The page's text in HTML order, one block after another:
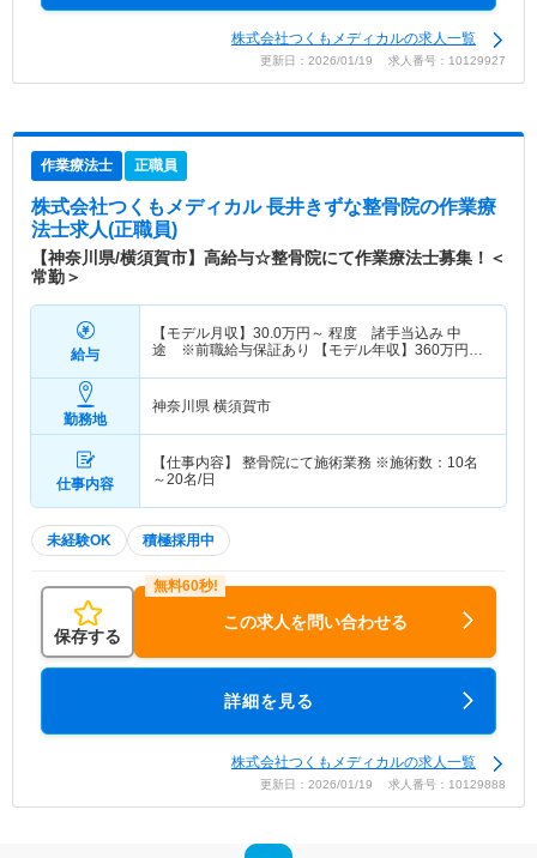
株式会社つくもメディカルの求人一覧
更新日：2026/01/19 求人番号：10129927
作業療法士 正職員
株式会社つくもメディカル 長井きずな整骨院の作業療
法士求人(正職員)
【神奈川県/横須賀市】高給与☆整骨院にて作業療法士募集！＜
常勤＞
給与
【モデル月収】 30.0万円～ 程度 諸手当込み 中
途 ※前職給与保証あり 【モデル年収】 360万円～
勤務地
神奈川県 横須賀市
仕事内容
【仕事内容】 整骨院にて施術業務 ※施術数：10名
～20名/日
未経験OK 積極採用中
保存する
この求人を問い合わせる
詳細を見る
株式会社つくもメディカルの求人一覧
更新日：2026/01/19 求人番号：10129888